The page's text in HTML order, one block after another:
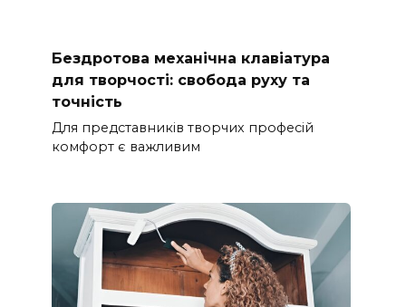
Бездротова механічна клавіатура
для творчості: свобода руху та
точність
Для представників творчих професій
комфорт є важливим